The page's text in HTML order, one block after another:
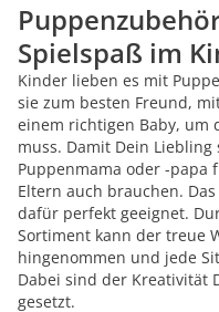
Spielspaß im
Kinder lieben es mit
sie zum besten Freund,
einem richtigen Baby, um
muss. Damit Dein
Puppenmama oder -papa
Eltern auch brauchen.
dafür perfekt geeignet.
Sortiment kann der treue
hingenommen und jede
Dabei sind der Kreativität
gesetzt.